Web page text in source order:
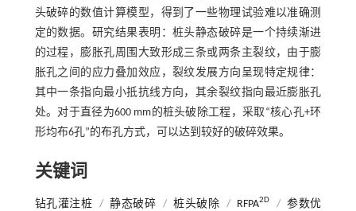
头破碎的数值计算模型，得到了一些物理试验难以准确测
定的数据。研究结果表明：桩头静态破碎是一个持续渐进
的过程，膨胀孔周围大致形成三条或两条主裂纹，由于膨
胀孔之间的应力叠加效应，裂纹发展方向呈现特定规律：
其中一条指向最小抵抗线方向，其余裂纹指向最近膨胀孔
处。对于直径为600 mm的桩头破除工程，采取“核心孔+环
形均布6孔”的布孔方式，可以达到较好的破碎效果。
关键词
钻孔灌注桩 / 静态破碎 / 桩头破除 / RFPA2D / 参数优